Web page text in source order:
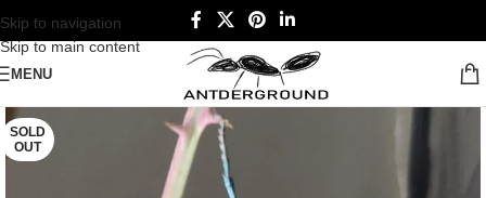
Skip to navigation
Skip to main content
MENU
SOLD
OUT